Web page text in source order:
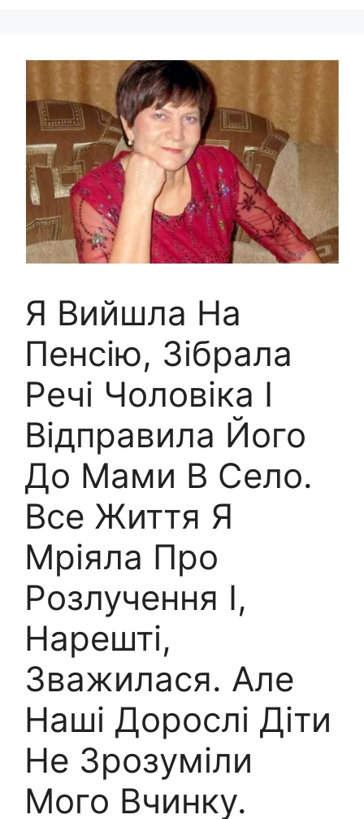
Я Вийшла На
Пенсію, Зібрала
Речі Чоловіка І
Відправила Його
До Мами В Село.
Все Життя Я
Мріяла Про
Розлучення І,
Нарешті,
Зважилася. Але
Наші Дорослі Діти
Не Зрозуміли
Мого Вчинку.